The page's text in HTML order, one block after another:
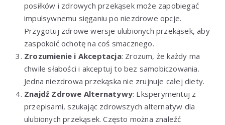
posiłków i zdrowych przekąsek może zapobiegać
impulsywnemu sięganiu po niezdrowe opcje.
Przygotuj zdrowe wersje ulubionych przekąsek, aby
zaspokoić ochotę na coś smacznego.
Zrozumienie i Akceptacja: Zrozum, że każdy ma
chwile słabości i akceptuj to bez samobiczowania.
Jedna niezdrowa przekąska nie zrujnuje całej diety.
Znajdź Zdrowe Alternatywy: Eksperymentuj z
przepisami, szukając zdrowszych alternatyw dla
ulubionych przekąsek. Często można znaleźć